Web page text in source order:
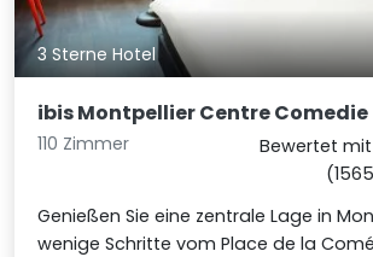
3 Sterne Hotel
ibis Montpellier Centre Comedie
110 Zimmer
Bewertet mit
Genießen Sie eine zentrale Lage in
wenige Schritte vom Place de la